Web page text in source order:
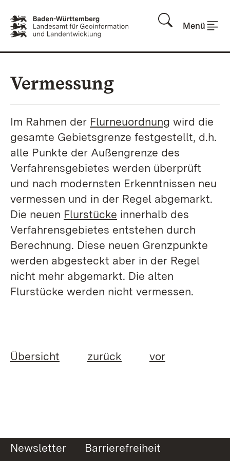
Menü
Vermessung
Im Rahmen der Flurneuordnung wird die
gesamte Gebietsgrenze festgestellt, d.h.
alle Punkte der Außengrenze des
Verfahrensgebietes werden überprüft
und nach modernsten Erkenntnissen neu
vermessen und in der Regel abgemarkt.
Die neuen Flurstücke innerhalb des
Verfahrensgebietes entstehen durch
Berechnung. Diese neuen Grenzpunkte
werden abgesteckt aber in der Regel
nicht mehr abgemarkt. Die alten
Flurstücke werden nicht vermessen.
Übersicht zurück vor
Newsletter
Barrierefreiheit